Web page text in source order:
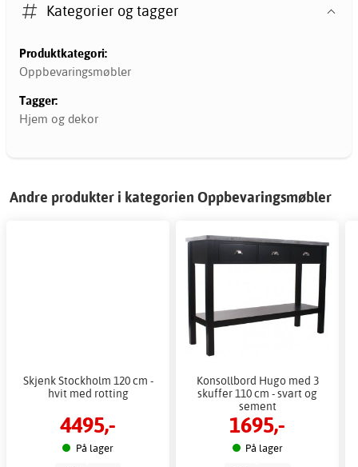
Kategorier og tagger
Produktkategori:
Oppbevaringsmøbler
Tagger:
Hjem og dekor
Andre produkter i kategorien Oppbevaringsmøbler
Skjenk Stockholm 120 cm -
hvit med rotting
4495,-
På lager
Konsollbord Hugo med 3
skuffer 110 cm - svart og
sement
1695,-
På lager